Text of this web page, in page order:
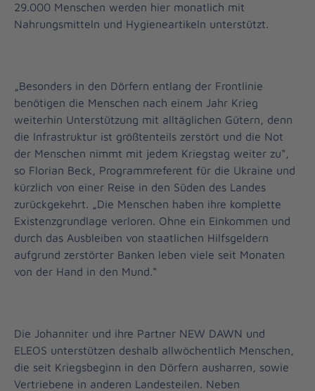
29.000 Menschen werden hier monatlich mit
Nahrungsmitteln und Hygieneartikeln unterstützt.
„Besonders in den Dörfern entlang der Frontlinie
benötigen die Menschen nach einem Jahr Krieg
weiterhin Unterstützung mit alltäglichen Gütern, denn
die Infrastruktur ist größtenteils zerstört und die Not
der Menschen nimmt mit jedem Kriegstag weiter zu“,
so Florian Beck, Programmreferent für die Ukraine und
kürzlich von einer Reise in den Süden des Landes
zurückgekehrt. „Die Menschen haben ihre komplette
Existenzgrundlage verloren. Ohne ein Einkommen und
durch das Ausbleiben von staatlichen Hilfsgeldern
aufgrund zerstörter Banken leben viele seit Monaten
von der Hand in den Mund.“
Die Johanniter und ihre Partner NEW DAWN und
ELEOS unterstützen deshalb allwöchentlich Menschen,
die seit Kriegsbeginn in den Dörfern ausharren, sowie
Vertriebene in anderen Landesteilen. Neben